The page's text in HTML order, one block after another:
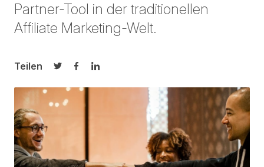
Partner-Tool in der traditionellen
Affiliate Marketing-Welt.
Teilen
Auf Twitter teilen
Auf Facebook teilen
Auf LinkedIn teilen